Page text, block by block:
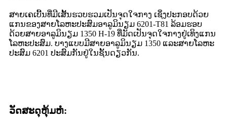
ສາຍເຄເບີ້ນທີ່ມີເສັ້ນຮວບຮວມເປັນຈຸດໃຈກາງ ເຊິ່ງປະກອບດ້ວຍ
ແກນຂອງສາຍໂລຫະປະສົມອາລູມິນຽມ 6201-T81 ລ້ອມຮອບ
ດ້ວຍສາຍອາລູມິນຽມ 1350 H-19 ທີ່ມັດເປັນຈຸດໃຈກາງຢູ່ເທິງແກນ
ໂລຫະປະສົມ. ບາງແບບມີສາຍອາລູມິນຽມ 1350 ແລະສາຍໂລຫະ
ປະສົມ 6201 ປະສົມກັນຢູ່ໃນຊັ້ນດຽວກັນ.
ວັດສະດຸຫຸ້ມຫໍ່: